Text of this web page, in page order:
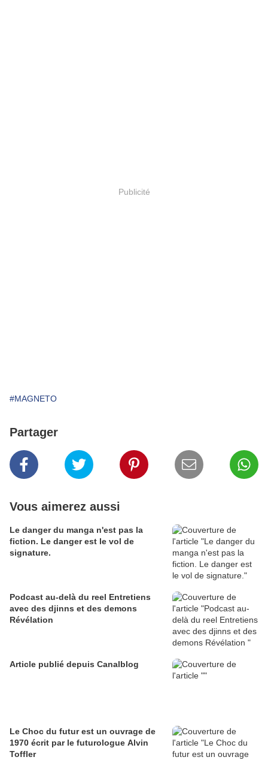
Publicité
#MAGNETO
Partager
Vous aimerez aussi
Le danger du manga n'est pas la
fiction. Le danger est le vol de
signature.
Podcast au-delà du reel Entretiens
avec des djinns et des demons
Révélation
Article publié depuis Canalblog
Le Choc du futur est un ouvrage de
1970 écrit par le futurologue Alvin
Toffler